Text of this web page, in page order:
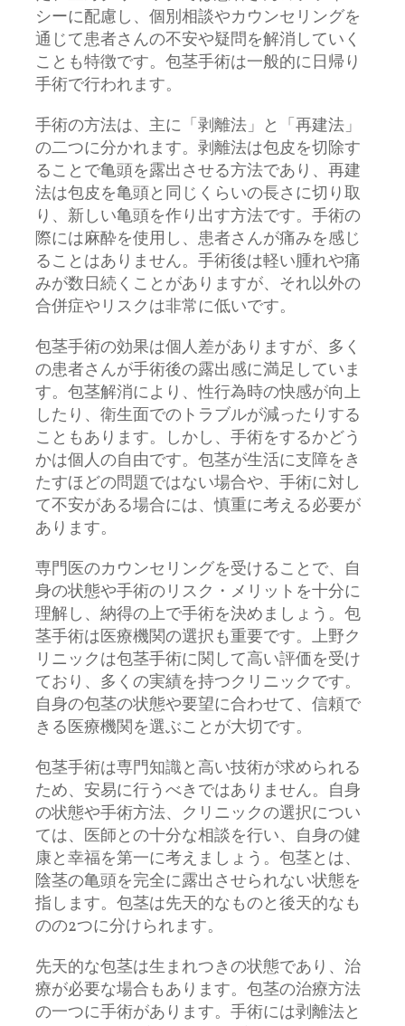
シーに配慮し、個別相談やカウンセリングを
通じて患者さんの不安や疑問を解消していく
ことも特徴です。包茎手術は一般的に日帰り
手術で行われます。
手術の方法は、主に「剥離法」と「再建法」
の二つに分かれます。剥離法は包皮を切除す
ることで亀頭を露出させる方法であり、再建
法は包皮を亀頭と同じくらいの長さに切り取
り、新しい亀頭を作り出す方法です。手術の
際には麻酔を使用し、患者さんが痛みを感じ
ることはありません。手術後は軽い腫れや痛
みが数日続くことがありますが、それ以外の
合併症やリスクは非常に低いです。
包茎手術の効果は個人差がありますが、多く
の患者さんが手術後の露出感に満足していま
す。包茎解消により、性行為時の快感が向上
したり、衛生面でのトラブルが減ったりする
こともあります。しかし、手術をするかどう
かは個人の自由です。包茎が生活に支障をき
たすほどの問題ではない場合や、手術に対し
て不安がある場合には、慎重に考える必要が
あります。
専門医のカウンセリングを受けることで、自
身の状態や手術のリスク・メリットを十分に
理解し、納得の上で手術を決めましょう。包
茎手術は医療機関の選択も重要です。上野ク
リニックは包茎手術に関して高い評価を受け
ており、多くの実績を持つクリニックです。
自身の包茎の状態や要望に合わせて、信頼で
きる医療機関を選ぶことが大切です。
包茎手術は専門知識と高い技術が求められる
ため、安易に行うべきではありません。自身
の状態や手術方法、クリニックの選択につい
ては、医師との十分な相談を行い、自身の健
康と幸福を第一に考えましょう。包茎とは、
陰茎の亀頭を完全に露出させられない状態を
指します。包茎は先天的なものと後天的なも
のの2つに分けられます。
先天的な包茎は生まれつきの状態であり、治
療が必要な場合もあります。包茎の治療方法
の一つに手術があります。手術には剥離法と